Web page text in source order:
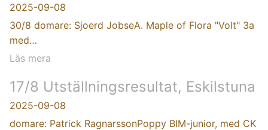
2025-09-08
30/8 domare: Sjoerd JobseA. Maple of Flora "Volt" 3a
med…
Läs mera
17/8 Utställningsresultat, Eskilstuna
2025-09-08
domare: Patrick RagnarssonPoppy BIM-junior, med CK